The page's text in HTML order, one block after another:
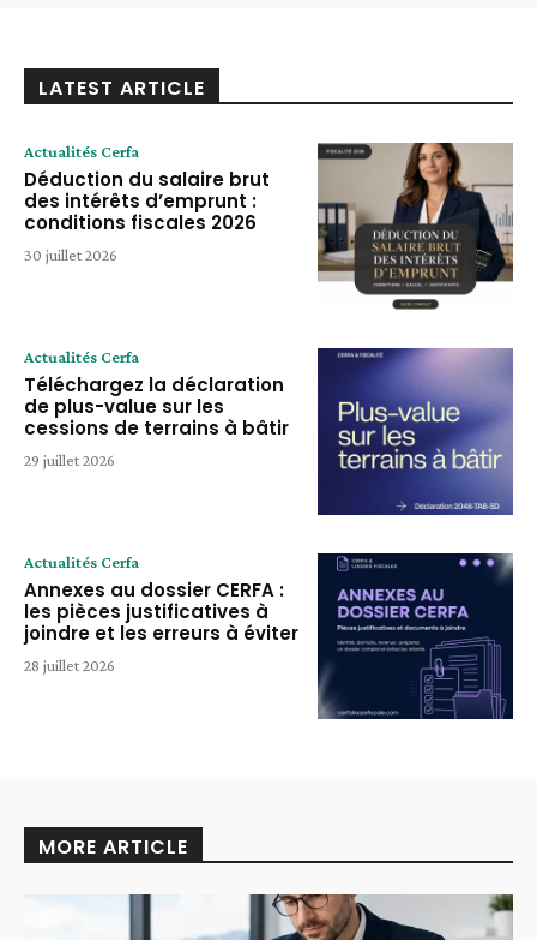
LATEST ARTICLE
Actualités Cerfa
Déduction du salaire brut
des intérêts d’emprunt :
conditions fiscales 2026
30 juillet 2026
Actualités Cerfa
Téléchargez la déclaration
de plus-value sur les
cessions de terrains à bâtir
29 juillet 2026
Actualités Cerfa
Annexes au dossier CERFA :
les pièces justificatives à
joindre et les erreurs à éviter
28 juillet 2026
MORE ARTICLE